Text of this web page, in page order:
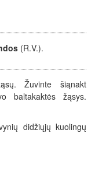
(R.V.).
Žuvinte šiąnakt
baltakaktės žąsys.
didžiųjų kuolingų